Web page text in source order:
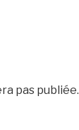
pas publiée.